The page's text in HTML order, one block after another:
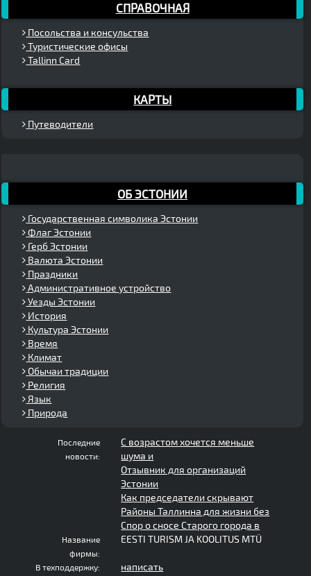
СПРАВОЧНАЯ
Посольства и консульства
Туристические офисы
Tallinn Card
КАРТЫ
Путеводители
ОБ ЭСТОНИИ
Государственная символика Эстонии
Флаг Эстонии
Герб Эстонии
Валюта Эстонии
Праздники
Административное устройство
Уезды Эстонии
История
Культура Эстонии
Время
Климат
Обычаи традиции
Религия
Язык
Природа
Последние
новости:
С возрастом хочется меньше
шума и
Отзывник для организаций
Эстонии
Как председатели скрывают
Районы Таллинна для жизни без
Спор о сносе Старого города в
Название
фирмы:
EESTI TURISM JA KOOLITUS MTÜ
В техподдержку:
написать